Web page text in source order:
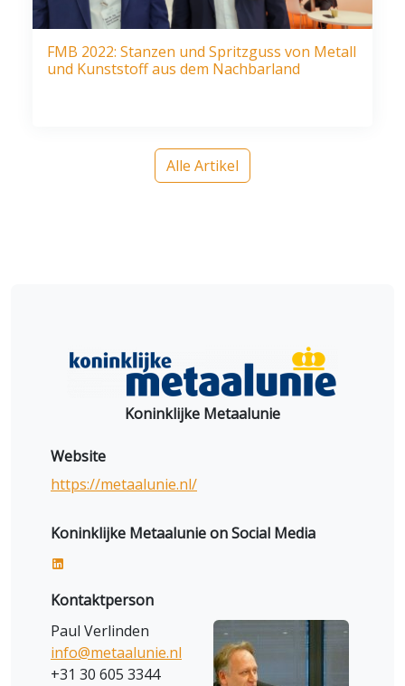
FMB 2022: Stanzen und Spritzguss von Metall
und Kunststoff aus dem Nachbarland
Alle Artikel
Koninklijke Metaalunie
Website
https://metaalunie.nl/
Koninklijke Metaalunie on Social Media
Kontaktperson
Paul Verlinden
info@metaalunie.nl
+31 30 605 3344